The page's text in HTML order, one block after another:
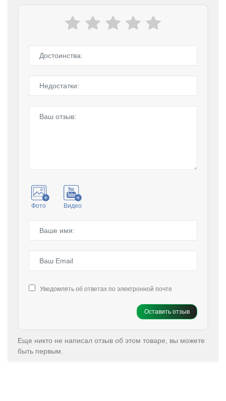
Фото Видео
Уведомлять об ответах по электронной почте
Оставить отзыв
Еще никто не написал отзыв об этом товаре, вы можете
быть первым.